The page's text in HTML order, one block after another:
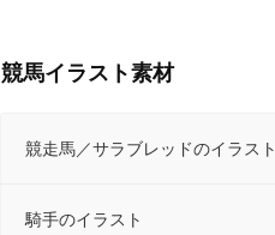
競馬イラスト素材
競走馬／サラブレッドのイラスト
騎手のイラスト